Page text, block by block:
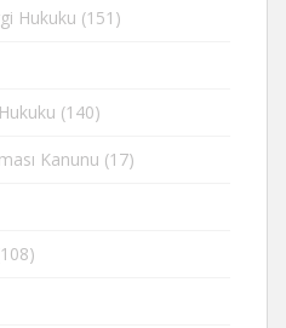
Hukuku (151)
(140)
Kanunu (17)